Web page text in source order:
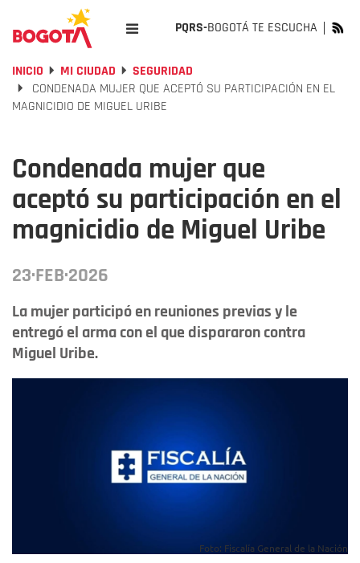
PQRS-BOGOTÁ TE ESCUCHA
INICIO MI CIUDAD
SEGURIDAD
CONDENADA MUJER QUE ACEPTÓ SU PARTICIPACIÓN EN EL
MAGNICIDIO DE MIGUEL URIBE
Condenada mujer que
aceptó su participación en el
magnicidio de Miguel Uribe
23·FEB·2026
La mujer participó en reuniones previas y le
entregó el arma con el que dispararon contra
Miguel Uribe.
Foto: Fiscalía General de la Nación